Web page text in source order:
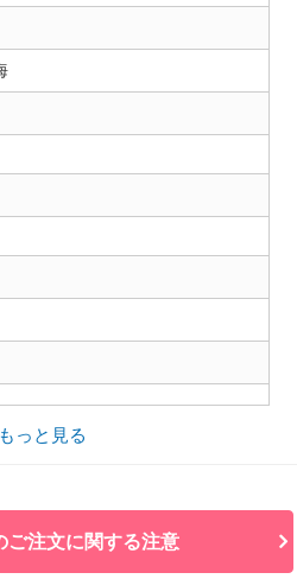
もっと見る
ご注文に関する注意